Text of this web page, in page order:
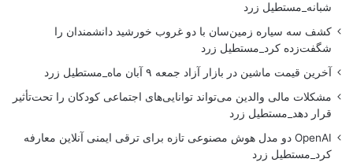
شبانه_مستطیل زرد
کشف سه سیاره زمین‌سان با دو غروب خورشید دانشمندان را
شگفت‌زده کرد_مستطیل زرد
آخرین قیمت ماشین در بازار آزاد جمعه ۹ آبان ماه_مستطیل زرد
مشکلات مالی والدین می‌تواند توانایی‌های اجتماعی کودکان را تحت‌تأثیر
قرار دهد_مستطیل زرد
OpenAI دو مدل هوش مصنوعی تازه برای ترقی ایمنی آنلاین معارفه
کرد_مستطیل زرد